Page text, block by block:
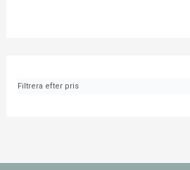
Filtrera efter pris